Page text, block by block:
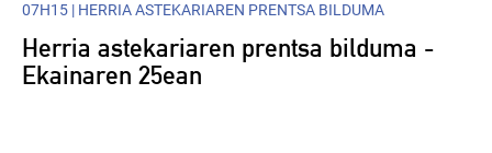
07H15 | HERRIA ASTEKARIAREN PRENTSA BILDUMA
Herria astekariaren prentsa bilduma -
Ekainaren 25ean